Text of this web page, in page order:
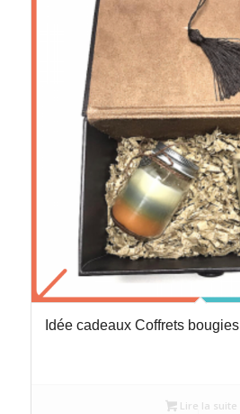
Idée cadeaux Coffrets bougies
Lire la suite